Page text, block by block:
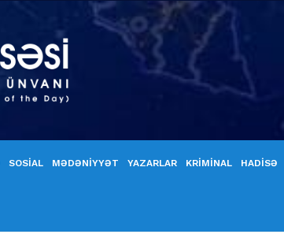
SOSİAL MƏDƏNİYYƏT YAZARLAR KRİMİNAL HADİSƏ